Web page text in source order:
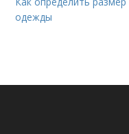
одежды